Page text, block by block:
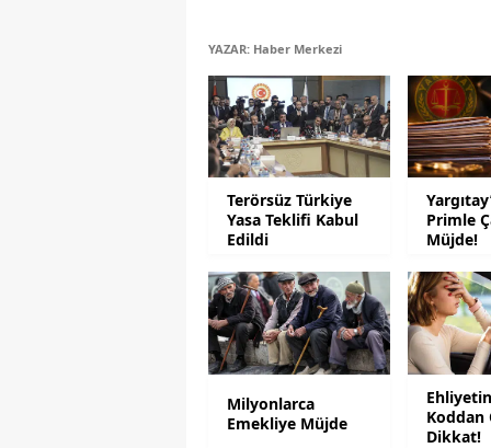
YAZAR: Haber Merkezi
Terörsüz Türkiye
Yasa Teklifi Kabul
Edildi
Primle
Müjde!
Milyonlarca
Emekliye Müjde
Koddan
Dikkat!